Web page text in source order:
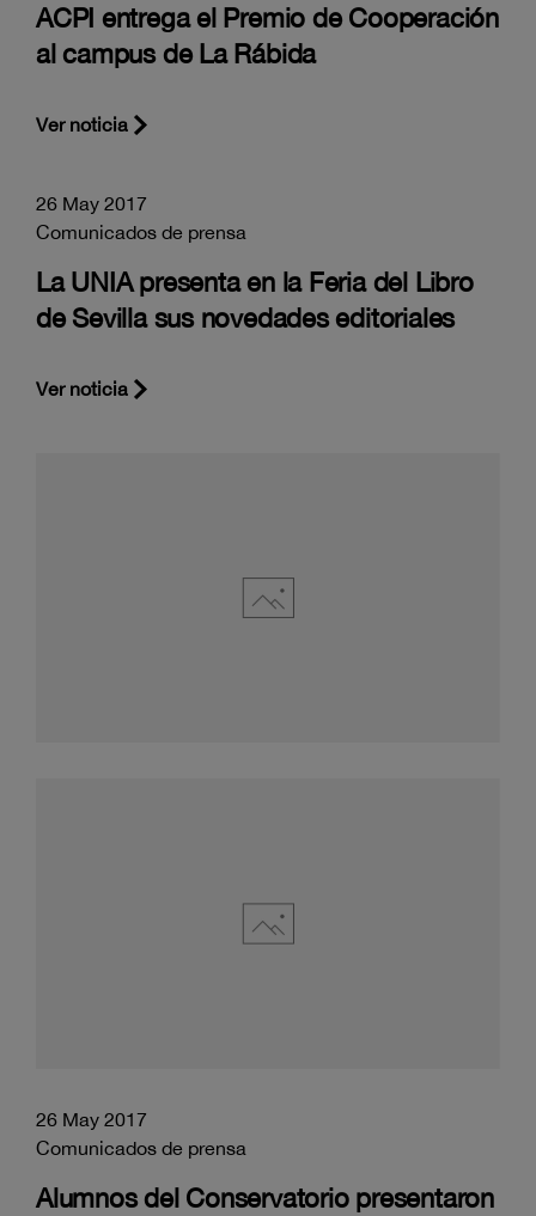
ACPI entrega el Premio de Cooperación
al campus de La Rábida
Ver noticia
26 May 2017
Comunicados de prensa
La UNIA presenta en la Feria del Libro
de Sevilla sus novedades editoriales
Ver noticia
26 May 2017
Comunicados de prensa
Alumnos del Conservatorio presentaron